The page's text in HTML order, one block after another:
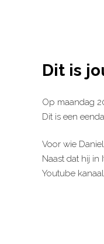
Dit is
Op maandag
Dit is een
Voor wie
Naast dat hij
Youtube